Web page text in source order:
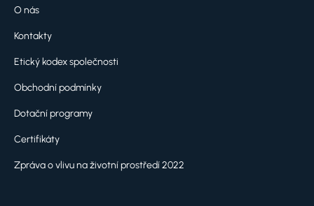
O nás
Kontakty
Etický kodex společnosti
Obchodní podmínky
Dotační programy
Certifikáty
Zpráva o vlivu na životní prostředí 2022